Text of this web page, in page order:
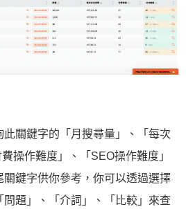
關鍵字的「月搜尋量」、「每次
操作難度」、「SEO操作難度」
鍵字供你參考，你可以透過選擇
問題」、「介詞」、「比較」來查